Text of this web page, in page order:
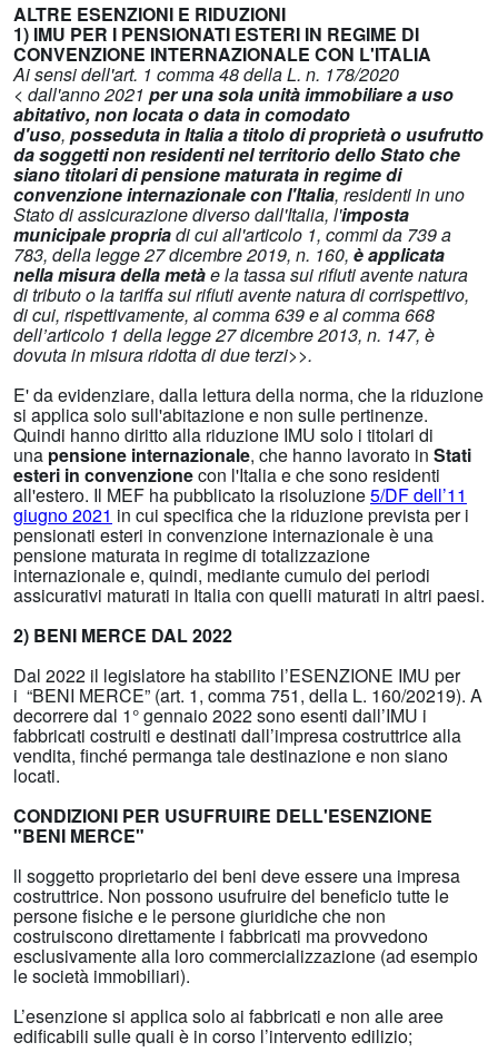
ALTRE ESENZIONI E RIDUZIONI
1) IMU PER I PENSIONATI ESTERI IN REGIME DI
CONVENZIONE INTERNAZIONALE CON L'ITALIA
Ai sensi dell'art. 1 comma 48 della L. n. 178/2020
< dall'anno 2021 per una sola unità immobiliare a uso
abitativo, non locata o data in comodato
d'uso, posseduta in Italia a titolo di proprietà o usufrutto
da soggetti non residenti nel territorio dello Stato che
siano titolari di pensione maturata in regime di
convenzione internazionale con l'Italia, residenti in uno
Stato di assicurazione diverso dall'Italia, l'imposta
municipale propriadi cui all'articolo 1, commi da 739 a
783, della legge 27 dicembre 2019, n. 160, è applicata
nella misura della metàe la tassa sui rifiuti avente natura
di tributo o la tariffa sui rifiuti avente natura di corrispettivo,
di cui, rispettivamente, al comma 639 e al comma 668
dell’articolo 1 della legge 27 dicembre 2013, n. 147, è
dovuta in misura ridotta di due terzi>>.
E' da evidenziare, dalla lettura della norma, che la riduzione
si applica solo sull'abitazione e non sulle pertinenze.
Quindi hanno diritto alla riduzione IMU solo i titolari di
una pensione internazionale, che hanno lavorato in Stati
esteri in convenzionecon l'Italia e che sono residenti
all'estero. Il MEF ha pubblicato la risoluzione5/DF dell’11
giugno 2021 in cui specifica che la riduzione prevista per i
pensionati esteri in convenzione internazionale è una
pensione maturata in regime di totalizzazione
internazionale e, quindi, mediante cumulo dei periodi
assicurativi maturati in Italia con quelli maturati in altri paesi.
2) BENI MERCE DAL 2022
Dal 2022 il legislatore ha stabilito l’ESENZIONE IMU per
i “BENI MERCE” (art. 1, comma 751, della L. 160/20219). A
decorrere dal 1° gennaio 2022 sono esenti dall’IMU i
fabbricati costruiti e destinati dall’impresa costruttrice alla
vendita, finché permanga tale destinazione e non siano
locati.
CONDIZIONI PER USUFRUIRE DELL'ESENZIONE
"BENI MERCE"
ll soggetto proprietario dei beni deve essere una impresa
costruttrice. Non possono usufruire del beneficio tutte le
persone fisiche e le persone giuridiche che non
costruiscono direttamente i fabbricati ma provvedono
esclusivamente alla loro commercializzazione (ad esempio
le società immobiliari).
L’esenzione si applica solo ai fabbricati e non alle aree
edificabili sulle quali è in corso l’intervento edilizio;